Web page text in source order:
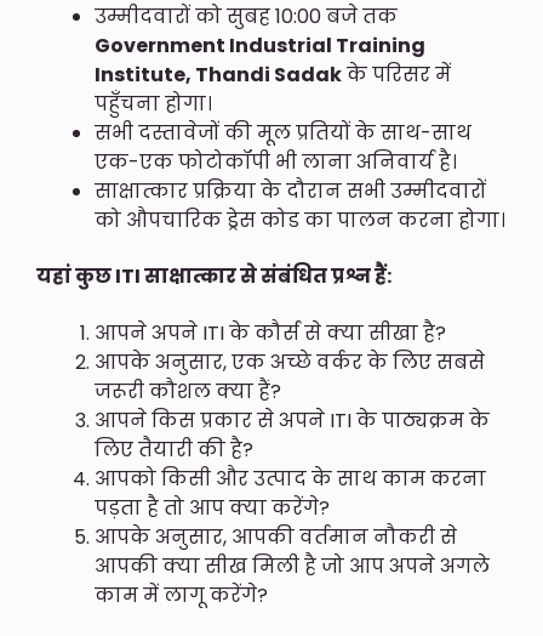
उम्मीदवारों को सुबह 10:00 बजे तक
Government Industrial Training
Institute, Thandi Sadakके परिसर में
पहुँचना होगा।
सभी दस्तावेजों की मूल प्रतियों के साथ-साथ
एक-एक फोटोकॉपी भी लाना अनिवार्य है।
साक्षात्कार प्रक्रिया के दौरान सभी उम्मीदवारों
को औपचारिक ड्रेस कोड का पालन करना होगा।
यहां कुछ ITI साक्षात्कार से संबंधित प्रश्न हैं:
आपने अपने ITI के कौर्स से क्या सीखा है?
आपके अनुसार, एक अच्छे वर्कर के लिए सबसे
जरूरी कौशल क्या हैं?
आपने किस प्रकार से अपने ITI के पाठ्यक्रम के
लिए तैयारी की है?
आपको किसी और उत्पाद के साथ काम करना
पड़ता है तो आप क्या करेंगे?
आपके अनुसार, आपकी वर्तमान नौकरी से
आपकी क्या सीख मिली है जो आप अपने अगले
काम में लागू करेंगे?